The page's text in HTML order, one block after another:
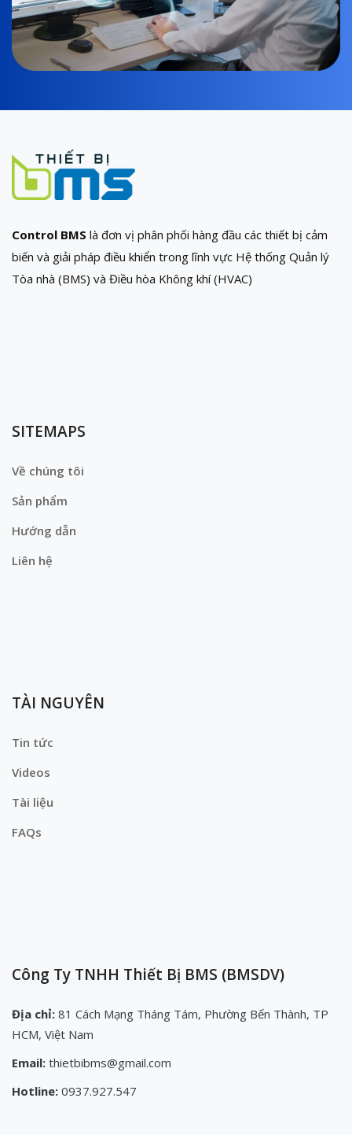
Control BMS là đơn vị phân phối hàng đầu các thiết bị cảm
biến và giải pháp điều khiển trong lĩnh vực Hệ thống Quản lý
Tòa nhà (BMS) và Điều hòa Không khí (HVAC)
SITEMAPS
Về chúng tôi
Sản phẩm
Hướng dẫn
Liên hệ
TÀI NGUYÊN
Tin tức
Videos
Tài liệu
FAQs
Công Ty TNHH Thiết Bị BMS (BMSDV)
Địa chỉ: 81 Cách Mạng Tháng Tám, Phường Bến Thành, TP
HCM, Việt Nam
Email: thietbibms@gmail.com
Hotline: 0937.927.547